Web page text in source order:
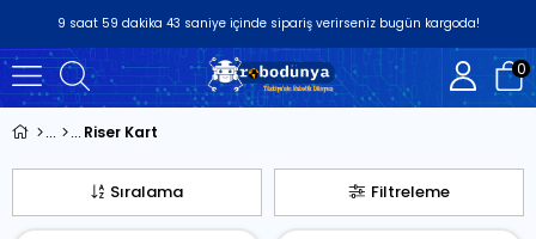
9 saat 59 dakika 43 saniyeiçinde sipariş verirseniz bugün kargoda!
0
Riser Kart
Filtreleme
Sıralama